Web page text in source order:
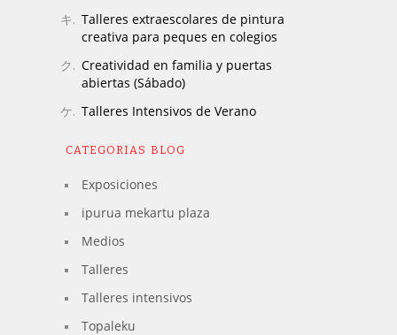
Talleres extraescolares de pintura
creativa para peques en colegios
Creatividad en familia y puertas
abiertas (Sábado)
Talleres Intensivos de Verano
CATEGORIAS BLOG
Exposiciones
ipurua mekartu plaza
Medios
Talleres
Talleres intensivos
Topaleku